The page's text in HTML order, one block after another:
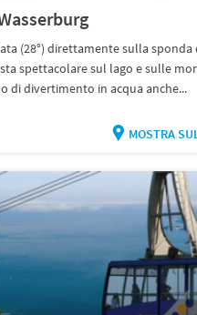
(28°) direttamente sulla sponda
spettacolare sul lago e sulle
di divertimento in acqua anche...
MOSTRA